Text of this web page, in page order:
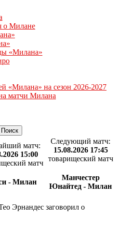
о Милане
«Милана»
«Милана» на сезон 2026-2027
матчи Милана
матч:
15:00
матч
- Милан
Следующий матч:
15.08.2026 17:45
товарищеский матч
Манчестер
Юнайтед - Милан
Эрнандес заговорил о